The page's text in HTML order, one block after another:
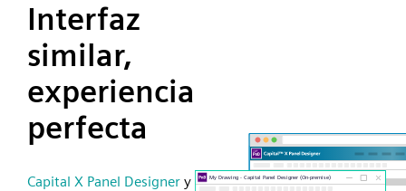
Interfaz
similar,
experiencia
perfecta
Capital X Panel Designer y